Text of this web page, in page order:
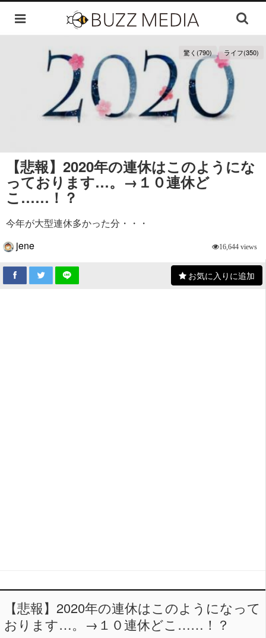
驚く(790) ライフ(350)
【悲報】2020年の連休はこのようにな
っております…。→１０連休ど
こ……！？
今年が大型連休多かった分・・・
jene
16,644 views
お気に入りに追加
【悲報】2020年の連休はこのようになって
おります…。→１０連休どこ……！？